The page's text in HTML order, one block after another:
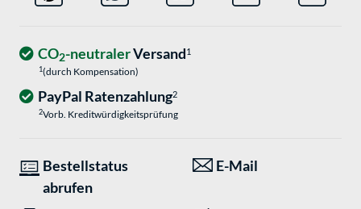
CO2-neutralerVersand1
1(durch Kompensation)
PayPal Ratenzahlung2
2Vorb. Kreditwürdigkeitsprüfung
Bestellstatus
abrufen
E-Mail